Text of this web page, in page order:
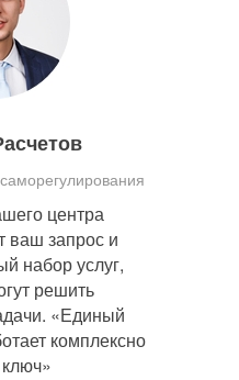
центра
ваш запрос и
набор услуг,
решить
«Единый
комплексно